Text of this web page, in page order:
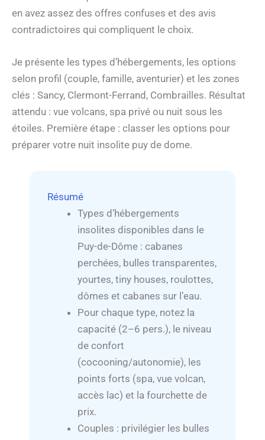
en avez assez des offres confuses et des avis
contradictoires qui compliquent le choix.
Je présente les types d’hébergements, les options
selon profil (couple, famille, aventurier) et les zones
clés : Sancy, Clermont-Ferrand, Combrailles. Résultat
attendu : vue volcans, spa privé ou nuit sous les
étoiles. Première étape : classer les options pour
préparer votre nuit insolite puy de dome.
Résumé
Types d’hébergements
insolites disponibles dans le
Puy-de-Dôme : cabanes
perchées, bulles transparentes,
yourtes, tiny houses, roulottes,
dômes et cabanes sur l’eau.
Pour chaque type, notez la
capacité (2–6 pers.), le niveau
de confort
(cocooning/autonomie), les
points forts (spa, vue volcan,
accès lac) et la fourchette de
prix.
Couples : privilégier les bulles